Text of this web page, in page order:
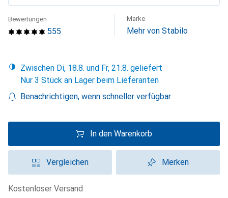
555
Bewertungen Marke
Mehr von Stabilo
Zwischen Di, 18.8. und Fr, 21.8. geliefert
Nur 3 Stück an Lager beim Lieferanten
Benachrichtigen, wenn schneller verfügbar
In den Warenkorb
Vergleichen Merken
kostenloser Versand